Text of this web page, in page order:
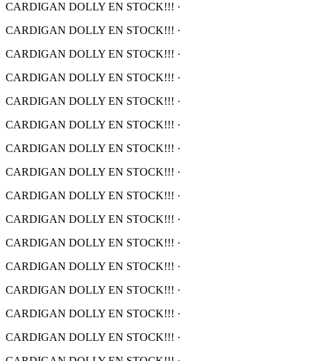
CARDIGAN DOLLY EN STOCK!!! ·
CARDIGAN DOLLY EN STOCK!!! ·
CARDIGAN DOLLY EN STOCK!!! ·
CARDIGAN DOLLY EN STOCK!!! ·
CARDIGAN DOLLY EN STOCK!!! ·
CARDIGAN DOLLY EN STOCK!!! ·
CARDIGAN DOLLY EN STOCK!!! ·
CARDIGAN DOLLY EN STOCK!!! ·
CARDIGAN DOLLY EN STOCK!!! ·
CARDIGAN DOLLY EN STOCK!!! ·
CARDIGAN DOLLY EN STOCK!!! ·
CARDIGAN DOLLY EN STOCK!!! ·
CARDIGAN DOLLY EN STOCK!!! ·
CARDIGAN DOLLY EN STOCK!!! ·
CARDIGAN DOLLY EN STOCK!!! ·